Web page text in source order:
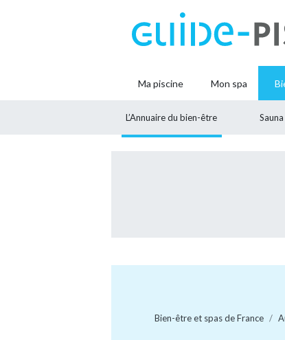
Ma piscine Mon spa
L’Annuaire du bien-être
Bien-être et spas de France